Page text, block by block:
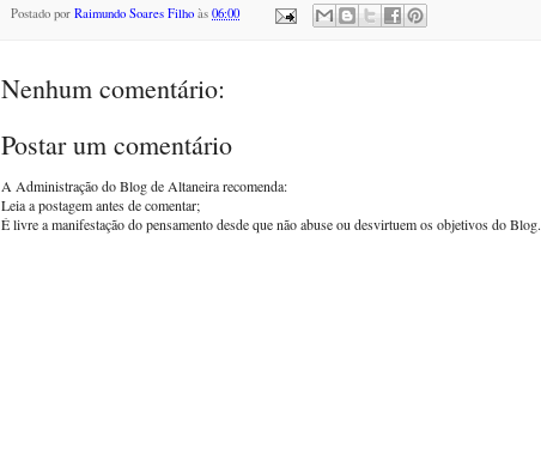
Postado por Raimundo Soares Filho às 06:00
Nenhum comentário:
Postar um comentário
A Administração do Blog de Altaneira recomenda:
Leia a postagem antes de comentar;
É livre a manifestação do pensamento desde que não abuse ou desvirtuem os objetivos do Blog.